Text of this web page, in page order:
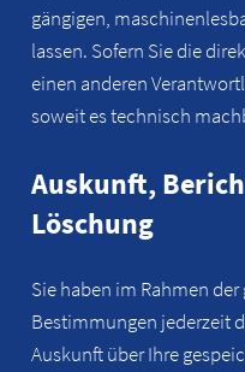
gängigen,
lassen. Sofern Sie die
einen anderen
soweit es technisch
Auskunft,
Löschung
Sie haben im Rahmen
Bestimmungen jederzeit
Auskunft über Ihre